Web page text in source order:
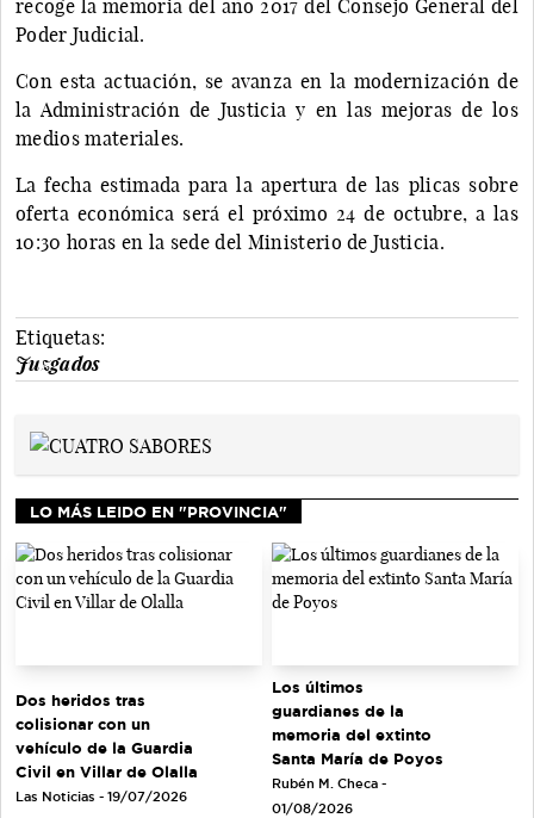
recoge la memoria del año 2017 del Consejo General del
Poder Judicial.
Con esta actuación, se avanza en la modernización de
la Administración de Justicia y en las mejoras de los
medios materiales.
La fecha estimada para la apertura de las plicas sobre
oferta económica será el próximo 24 de octubre, a las
10:30 horas en la sede del Ministerio de Justicia.
Etiquetas:
Juzgados
LO MÁS LEIDO EN "PROVINCIA"
Dos heridos tras
colisionar con un
vehículo de la Guardia
Civil en Villar de Olalla
Las Noticias - 19/07/2026
Los últimos
guardianes de la
memoria del extinto
Santa María de Poyos
Rubén M. Checa -
01/08/2026